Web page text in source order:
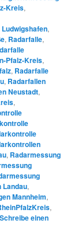
Kreis,
Ludwigshafen,
, Radarfalle,
Pfalz-Kreis,
, Radarfalle
, Radarfallen
Neustadt,
,
, Radarmessung
Landau,
Mannheim,
,
Schreibe einen